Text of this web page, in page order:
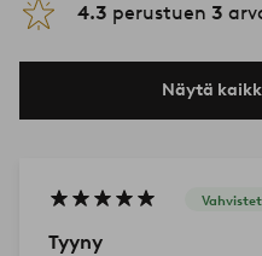
4.3 perustuen 3
Näytä
Tyyny